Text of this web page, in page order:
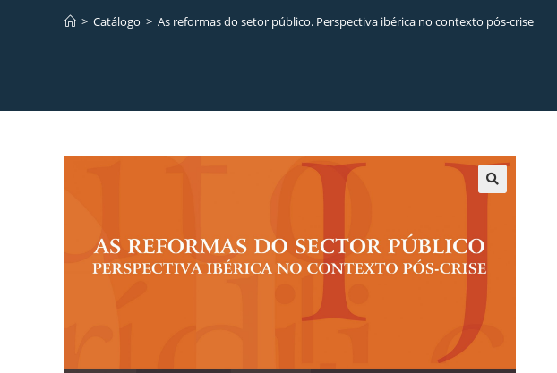
> Catálogo > As reformas do setor público. Perspectiva ibérica no contexto pós-crise